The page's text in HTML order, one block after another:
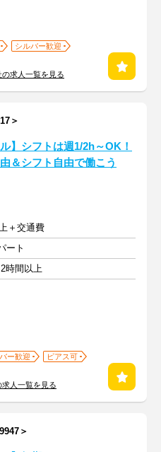
シルバー歓迎
求人一覧を見る
＞
ル】シフトは週1/2h～OK！
＆シフト自由で働こう
＋交通費
ート
時間以上
ー歓迎
ピアス可
人一覧を見る
＞